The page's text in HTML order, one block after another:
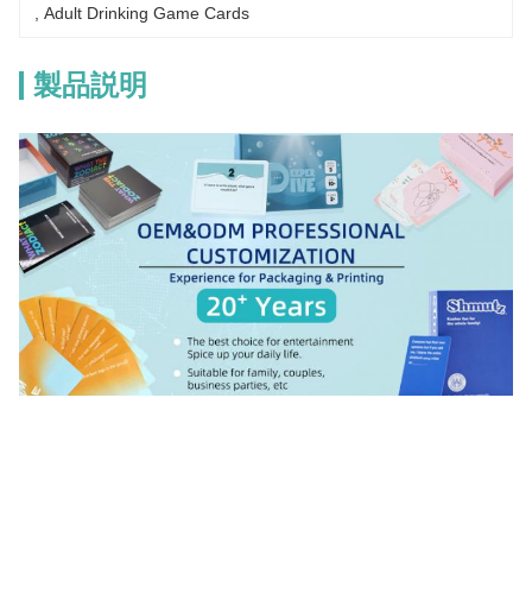
Adult Drinking Game Cards
製品説明